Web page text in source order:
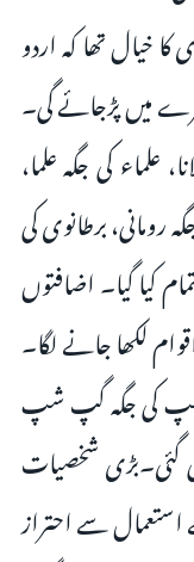
خیال تھا کہ اردو
میں پڑجائے گی۔
علماء کی جگہ علما،
رومانی، برطانوی کی
کیا گیا۔ اضافتوں
لکھا جانے لگا۔
شپ کی جگہ گپ شپ
گئی۔بڑی شخصیات
سے احتراز